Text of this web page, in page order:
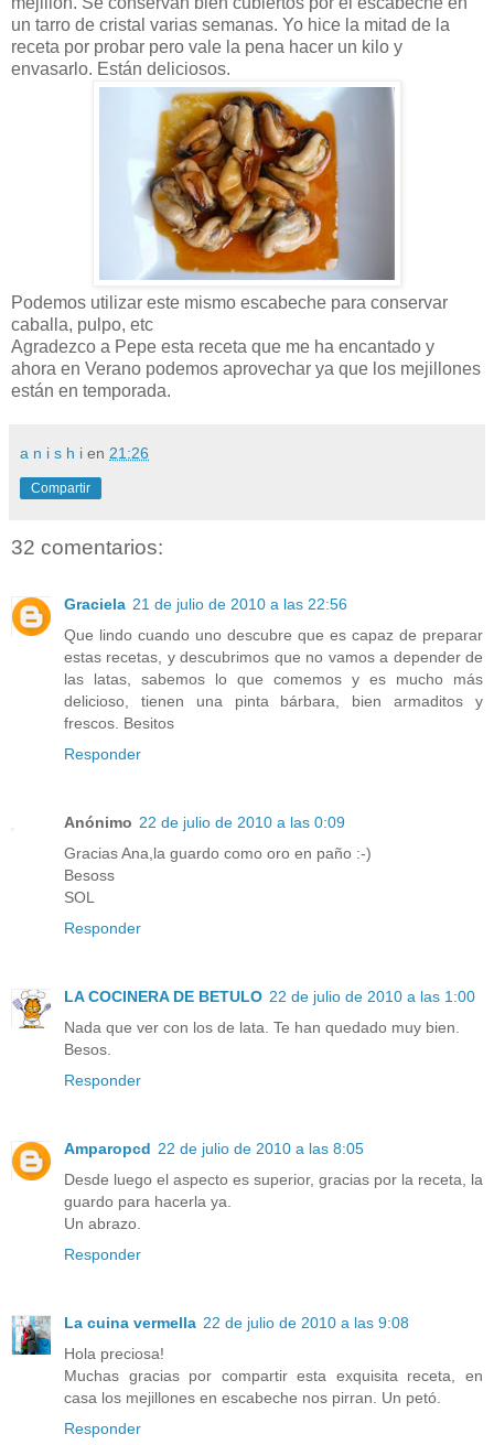
un tarro de cristal varias semanas. Yo hice la mitad de la
receta por probar pero vale la pena hacer un kilo y
envasarlo. Están deliciosos.
Podemos utilizar este mismo escabeche para conservar
caballa, pulpo, etc
Agradezco a Pepe esta receta que me ha encantado y
ahora en Verano podemos aprovechar ya que los mejillones
están en temporada.
a n i s h i en 21:26
Compartir
32 comentarios:
Graciela 21 de julio de 2010 a las 22:56
Que lindo cuando uno descubre que es capaz de preparar
estas recetas, y descubrimos que no vamos a depender de
las latas, sabemos lo que comemos y es mucho más
delicioso, tienen una pinta bárbara, bien armaditos y
frescos. Besitos
Responder
Anónimo 22 de julio de 2010 a las 0:09
Gracias Ana,la guardo como oro en paño :-)
Besoss
SOL
Responder
LA COCINERA DE BETULO 22 de julio de 2010 a las 1:00
Nada que ver con los de lata. Te han quedado muy bien.
Besos.
Responder
Amparopcd 22 de julio de 2010 a las 8:05
Desde luego el aspecto es superior, gracias por la receta, la
guardo para hacerla ya.
Un abrazo.
Responder
La cuina vermella 22 de julio de 2010 a las 9:08
Hola preciosa!
Muchas gracias por compartir esta exquisita receta, en
casa los mejillones en escabeche nos pirran. Un petó.
Responder